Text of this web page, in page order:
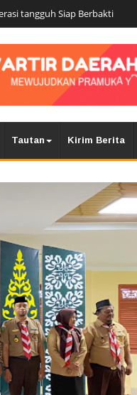
tangguh Siap Berbakti
Tautan Kirim Berita